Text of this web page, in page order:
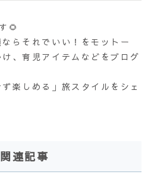
🌻
らそれでいい！をモットー
、育児アイテムなどをブログ
楽しめる」旅スタイルをシェ
連記事